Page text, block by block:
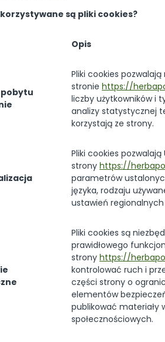
są pliki cookies?
Opis
Pliki cookies
stronie https://
liczby użytkowników i
analizy statystycznej
korzystają ze strony.
Pliki cookies
strony https://
parametrów
języka, rodzaju
ustawień
Pliki cookies są
prawidłowego
strony https://
kontrolować ruch i
części strony o
elementów
publikować materiały
społecznościowych.